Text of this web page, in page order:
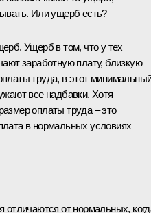
Или ущерб есть?
Ущерб в том, что у тех
заработную плату, близкую
труда, в этот
все надбавки. Хотя
оплаты труда – это
в нормальных условиях
отличаются от нормальных,